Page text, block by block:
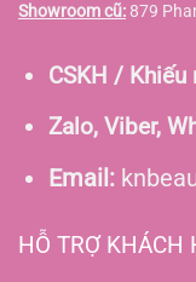
Showroom cũ: 879
CSKH / Khiếu
Zalo, Viber,
Email:
HỖ TRỢ KHÁCH